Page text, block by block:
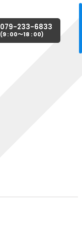
079-233-6833
(9 : 00〜18 : 00)